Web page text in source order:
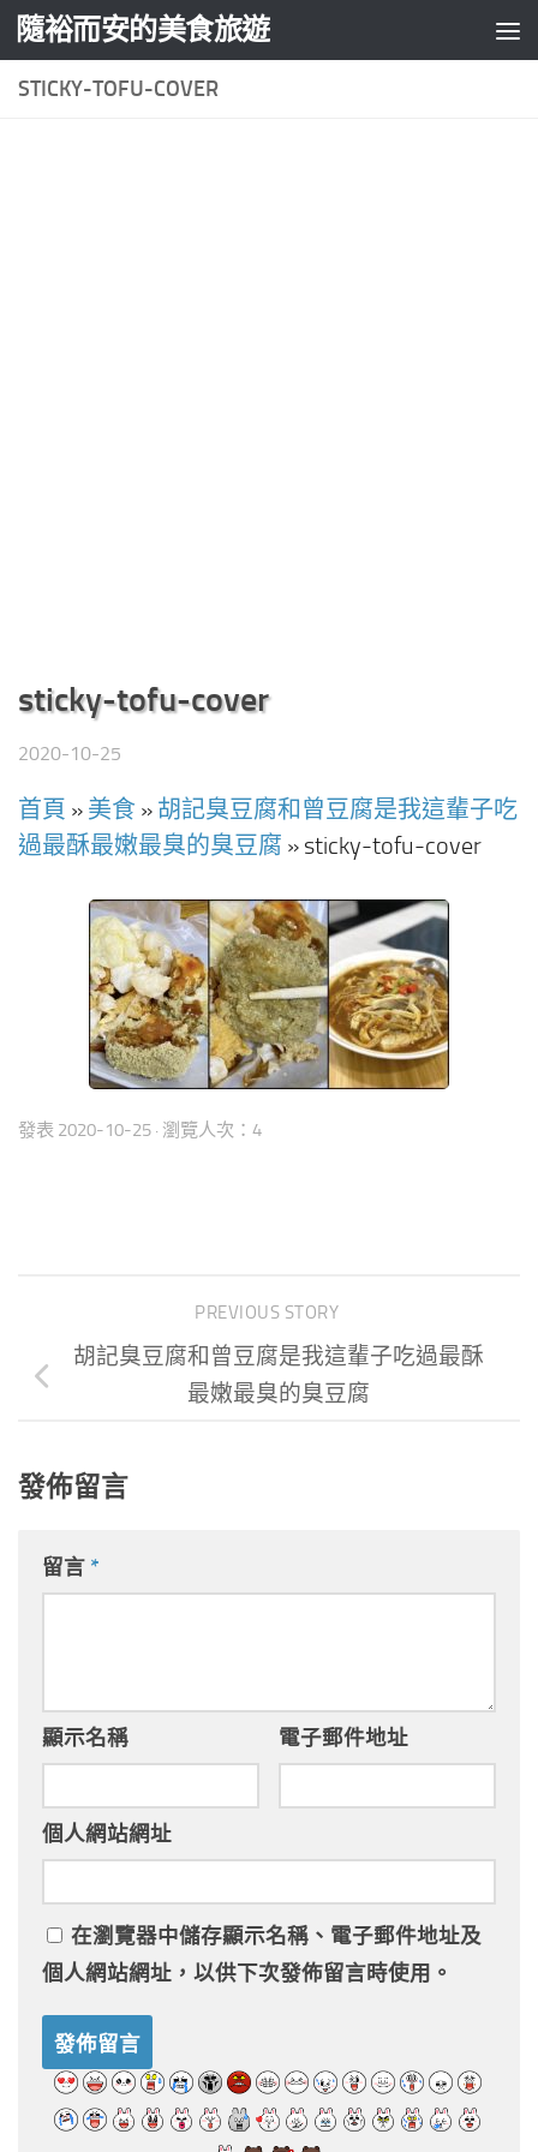
Skip to content
隨裕而安的美食旅遊
STICKY-TOFU-COVER
sticky-tofu-cover
2020-10-25
首頁 » 美食 » 胡記臭豆腐和曾豆腐是我這輩子吃
過最酥最嫩最臭的臭豆腐 » sticky-tofu-cover
發表 2020-10-25 · 瀏覽人次：4
PREVIOUS STORY
胡記臭豆腐和曾豆腐是我這輩子吃過最酥
最嫩最臭的臭豆腐
發佈留言
留言 *
顯示名稱 電子郵件地址
個人網站網址
在瀏覽器中儲存顯示名稱、電子郵件地址及
個人網站網址，以供下次發佈留言時使用。